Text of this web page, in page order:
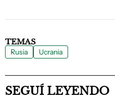
TEMAS
Rusia Ucrania
SEGUÍ LEYENDO